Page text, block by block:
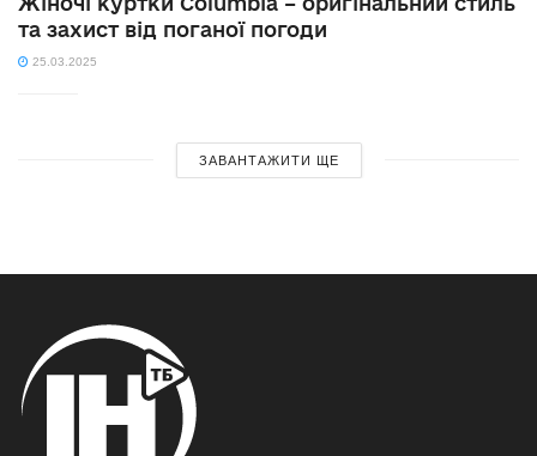
та захист від поганої погоди
25.03.2025
ЗАВАНТАЖИТИ ЩЕ